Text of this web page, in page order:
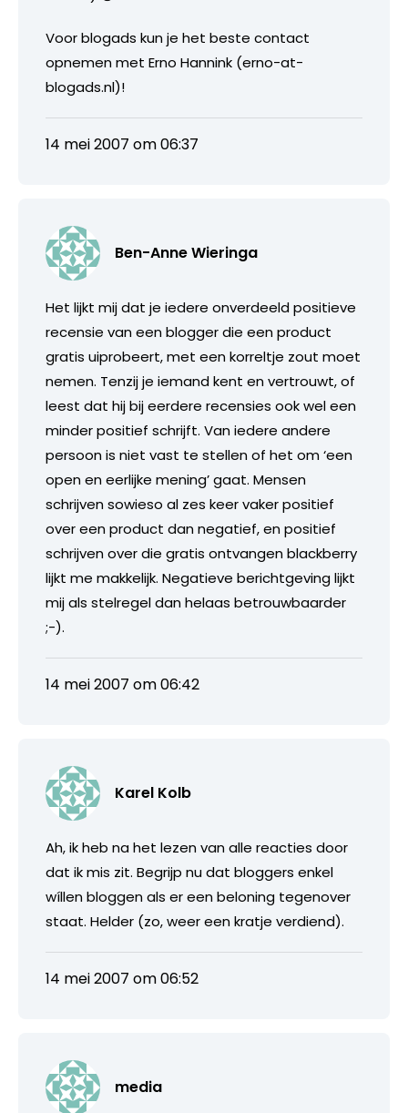
Voor blogads kun je het beste contact
opnemen met Erno Hannink (erno-at-
blogads.nl)!
14 mei 2007 om 06:37
Ben-Anne Wieringa
Het lijkt mij dat je iedere onverdeeld positieve
recensie van een blogger die een product
gratis uiprobeert, met een korreltje zout moet
nemen. Tenzij je iemand kent en vertrouwt, of
leest dat hij bij eerdere recensies ook wel een
minder positief schrijft. Van iedere andere
persoon is niet vast te stellen of het om ‘een
open en eerlijke mening’ gaat. Mensen
schrijven sowieso al zes keer vaker positief
over een product dan negatief, en positief
schrijven over die gratis ontvangen blackberry
lijkt me makkelijk. Negatieve berichtgeving lijkt
mij als stelregel dan helaas betrouwbaarder
;-).
14 mei 2007 om 06:42
Karel Kolb
Ah, ik heb na het lezen van alle reacties door
dat ik mis zit. Begrijp nu dat bloggers enkel
wíllen bloggen als er een beloning tegenover
staat. Helder (zo, weer een kratje verdiend).
14 mei 2007 om 06:52
media